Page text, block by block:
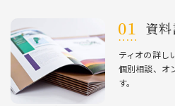
資
ティオの詳し
個別相談、オ
す。